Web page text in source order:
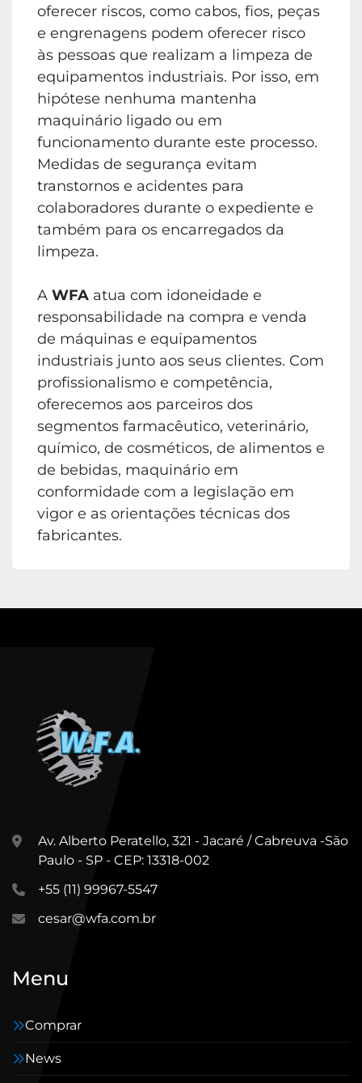
oferecer riscos, como cabos, fios, peças
e engrenagens podem oferecer risco
às pessoas que realizam a limpeza de
equipamentos industriais. Por isso, em
hipótese nenhuma mantenha
maquinário ligado ou em
funcionamento durante este processo.
Medidas de segurança evitam
transtornos e acidentes para
colaboradores durante o expediente e
também para os encarregados da
limpeza.
A WFA atua com idoneidade e
responsabilidade na compra e venda
de máquinas e equipamentos
industriais junto aos seus clientes. Com
profissionalismo e competência,
oferecemos aos parceiros dos
segmentos farmacêutico, veterinário,
químico, de cosméticos, de alimentos e
de bebidas, maquinário em
conformidade com a legislação em
vigor e as orientações técnicas dos
fabricantes.
Av. Alberto Peratello, 321 - Jacaré / Cabreuva -São
Paulo - SP - CEP: 13318-002
+55 (11) 99967-5547
cesar@wfa.com.br
Menu
Comprar
News